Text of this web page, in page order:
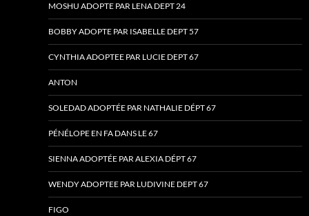
MOSHU ADOPTE PAR LENA DEPT 24
BOBBY ADOPTE PAR ISABELLE DEPT 57
CYNTHIA ADOPTEE PAR LUCIE DEPT 67
ANTON
SOLEDAD ADOPTÉE PAR NATHALIE DÉPT 67
PÉNÉLOPE EN FA DANS LE 67
SIENNA ADOPTÉE PAR ALEXIA DÉPT 67
WENDY ADOPTEE PAR LUDIVINE DEPT 67
FIGO